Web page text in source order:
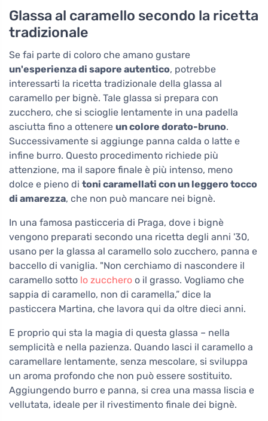
Glassa al caramello secondo la ricetta
tradizionale
Se fai parte di coloro che amano gustare
un'esperienza di sapore autentico, potrebbe
interessarti la ricetta tradizionale della glassa al
caramello per bignè. Tale glassa si prepara con
zucchero, che si scioglie lentamente in una padella
asciutta fino a ottenere un colore dorato-bruno.
Successivamente si aggiunge panna calda o latte e
infine burro. Questo procedimento richiede più
attenzione, ma il sapore finale è più intenso, meno
dolce e pieno di toni caramellati con un leggero tocco
di amarezza, che non può mancare nei bignè.
In una famosa pasticceria di Praga, dove i bignè
vengono preparati secondo una ricetta degli anni '30,
usano per la glassa al caramello solo zucchero, panna e
baccello di vaniglia. "Non cerchiamo di nascondere il
caramello sotto lo zucchero o il grasso. Vogliamo che
sappia di caramello, non di caramella,” dice la
pasticcera Martina, che lavora qui da oltre dieci anni.
E proprio qui sta la magia di questa glassa – nella
semplicità e nella pazienza. Quando lasci il caramello a
caramellare lentamente, senza mescolare, si sviluppa
un aroma profondo che non può essere sostituito.
Aggiungendo burro e panna, si crea una massa liscia e
vellutata, ideale per il rivestimento finale dei bignè.